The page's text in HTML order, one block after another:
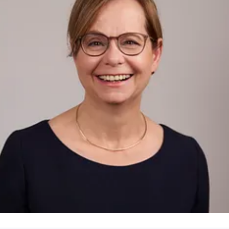
Amtsgericht München HRA 75459, Umsatzsteuer-ID-
Nr. DE 129272684
Telefon 089 2167-0 ·www.sskm.de
Unsere Datenschutz-Regelungen finden Sie unter
www.sskm.de/datenschutz